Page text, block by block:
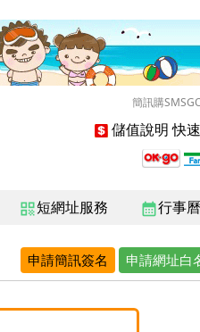
簡訊購
儲值說明快
qr_code短網址服務 calendar_month行事曆
申請簡訊簽名 申請網址白